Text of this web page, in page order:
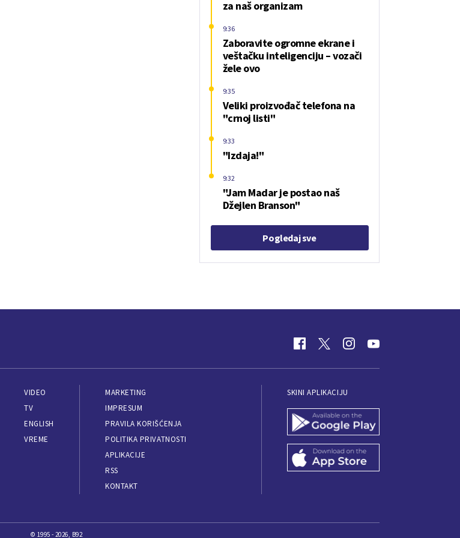
za naš organizam
Zaboravite ogromne ekrane i
veštačku inteligenciju – vozači
žele ovo
9:36
Veliki proizvođač telefona na
"crnoj listi"
9:35
"Izdaja!"
9:33
"Jam Madar je postao naš
Džejlen Branson"
9:32
Pogledaj sve
VIDEO
TV
ENGLISH
VREME
MARKETING
IMPRESUM
PRAVILA KORIŠĆENJA
POLITIKA PRIVATNOSTI
APLIKACIJE
RSS
KONTAKT
SKINI APLIKACIJU
© 1995 - 2026, B92